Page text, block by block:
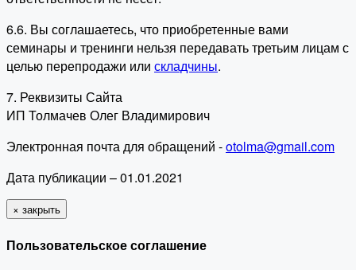
6.6. Вы соглашаетесь, что приобретенные вами
семинары и тренинги нельзя передавать третьим лицам с
целью перепродажи или складчины.
7. Реквизиты Сайта
ИП Толмачев Олег Владимирович
Электронная почта для обращений -otolma@gmail.com
Дата публикации – 01.01.2021
× закрыть
Пользовательское соглашение